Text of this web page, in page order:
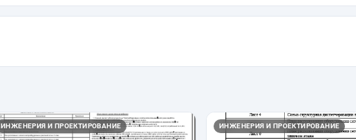
ИНЖЕНЕРИЯ И ПРОЕКТИРОВАНИЕ ИНЖЕНЕРИЯ И ПРОЕКТИРОВАНИЕ